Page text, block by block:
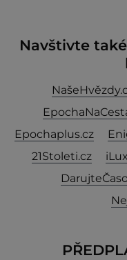
Navštivte
Epochaplus.cz
21Stoleti.cz